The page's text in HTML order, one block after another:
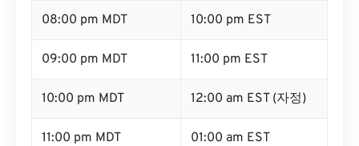
08:00 pm MDT 10:00 pm EST
09:00 pm MDT 11:00 pm EST
10:00 pm MDT 12:00 am EST (자정)
11:00 pm MDT 01:00 am EST